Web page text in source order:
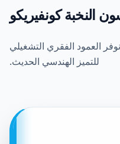
النخبة كونفيريكو
العمود الفقري التشغيلي
للتميز الهندسي الحديث.